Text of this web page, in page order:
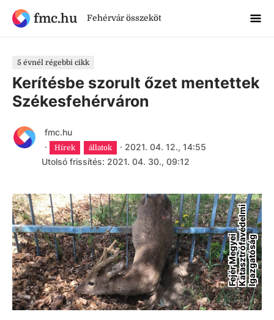
fmc.hu Fehérvár összeköt
5 évnél régebbi cikk
Kerítésbe szorult őzet mentettek
Székesfehérváron
fmc.hu
·
Hírek állatok · 2021. 04. 12., 14:55
Utolsó frissítés: 2021. 04. 30., 09:12
F
e
j
é
r
M
e
g
y
e
i
K
a
t
a
s
z
t
r
ó
f
a
v
é
d
e
l
mi
I
g
a
z
g
a
t
ó
s
ág